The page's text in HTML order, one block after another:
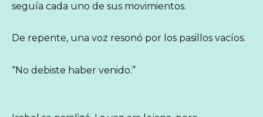
seguía cada uno de sus movimientos.
De repente, una voz resonó por los pasillos vacíos.
“No debiste haber venido.”